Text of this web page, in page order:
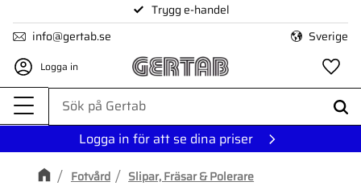
Meny
Trygg e-handel
info@gertab.se
Sverige
Logga in
Logga in för att se dina priser
Fotvård
Slipar, Fräsar & Polerare